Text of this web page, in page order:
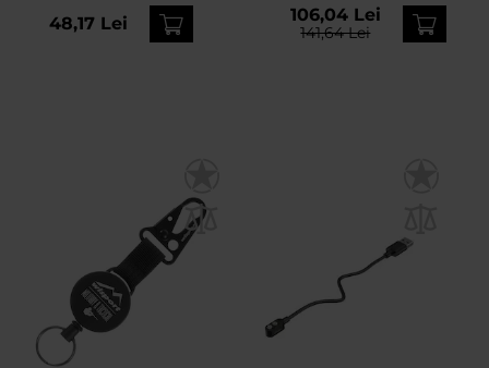
48,17 Lei 106,04 Lei
141,64 Lei